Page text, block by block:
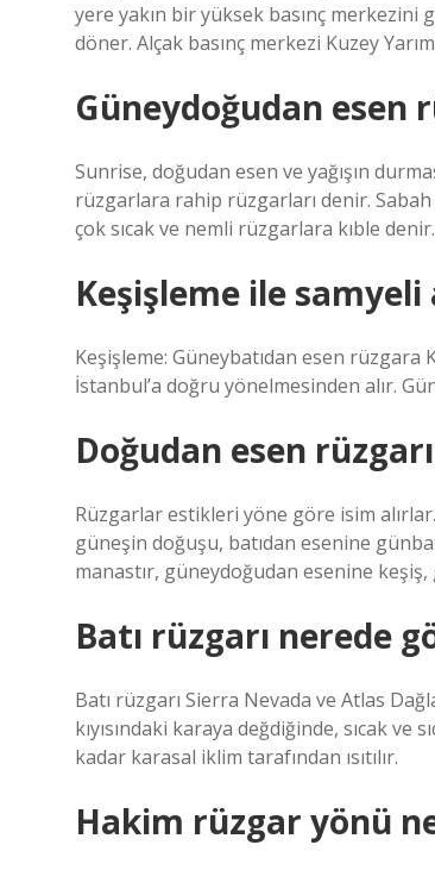
yere yakın bir yüksek basınç merkezini
döner. Alçak basınç merkezi Kuzey
Güneydoğudan esen
Sunrise, doğudan esen ve yağışın
rüzgarlara rahip rüzgarları denir. Sabah
çok sıcak ve nemli rüzgarlara kıble denir.
Keşişleme ile samyeli
Keşişleme: Güneybatıdan esen rüzgara
İstanbul’a doğru yönelmesinden alır.
Doğudan esen
Rüzgarlar estikleri yöne göre isim
güneşin doğuşu, batıdan esenine
manastır, güneydoğudan esenine
Batı rüzgarı nerede
Batı rüzgarı Sierra Nevada ve Atlas
kıyısındaki karaya değdiğinde, sıcak
kadar karasal iklim tarafından ısıtılır.
Hakim rüzgar yönü